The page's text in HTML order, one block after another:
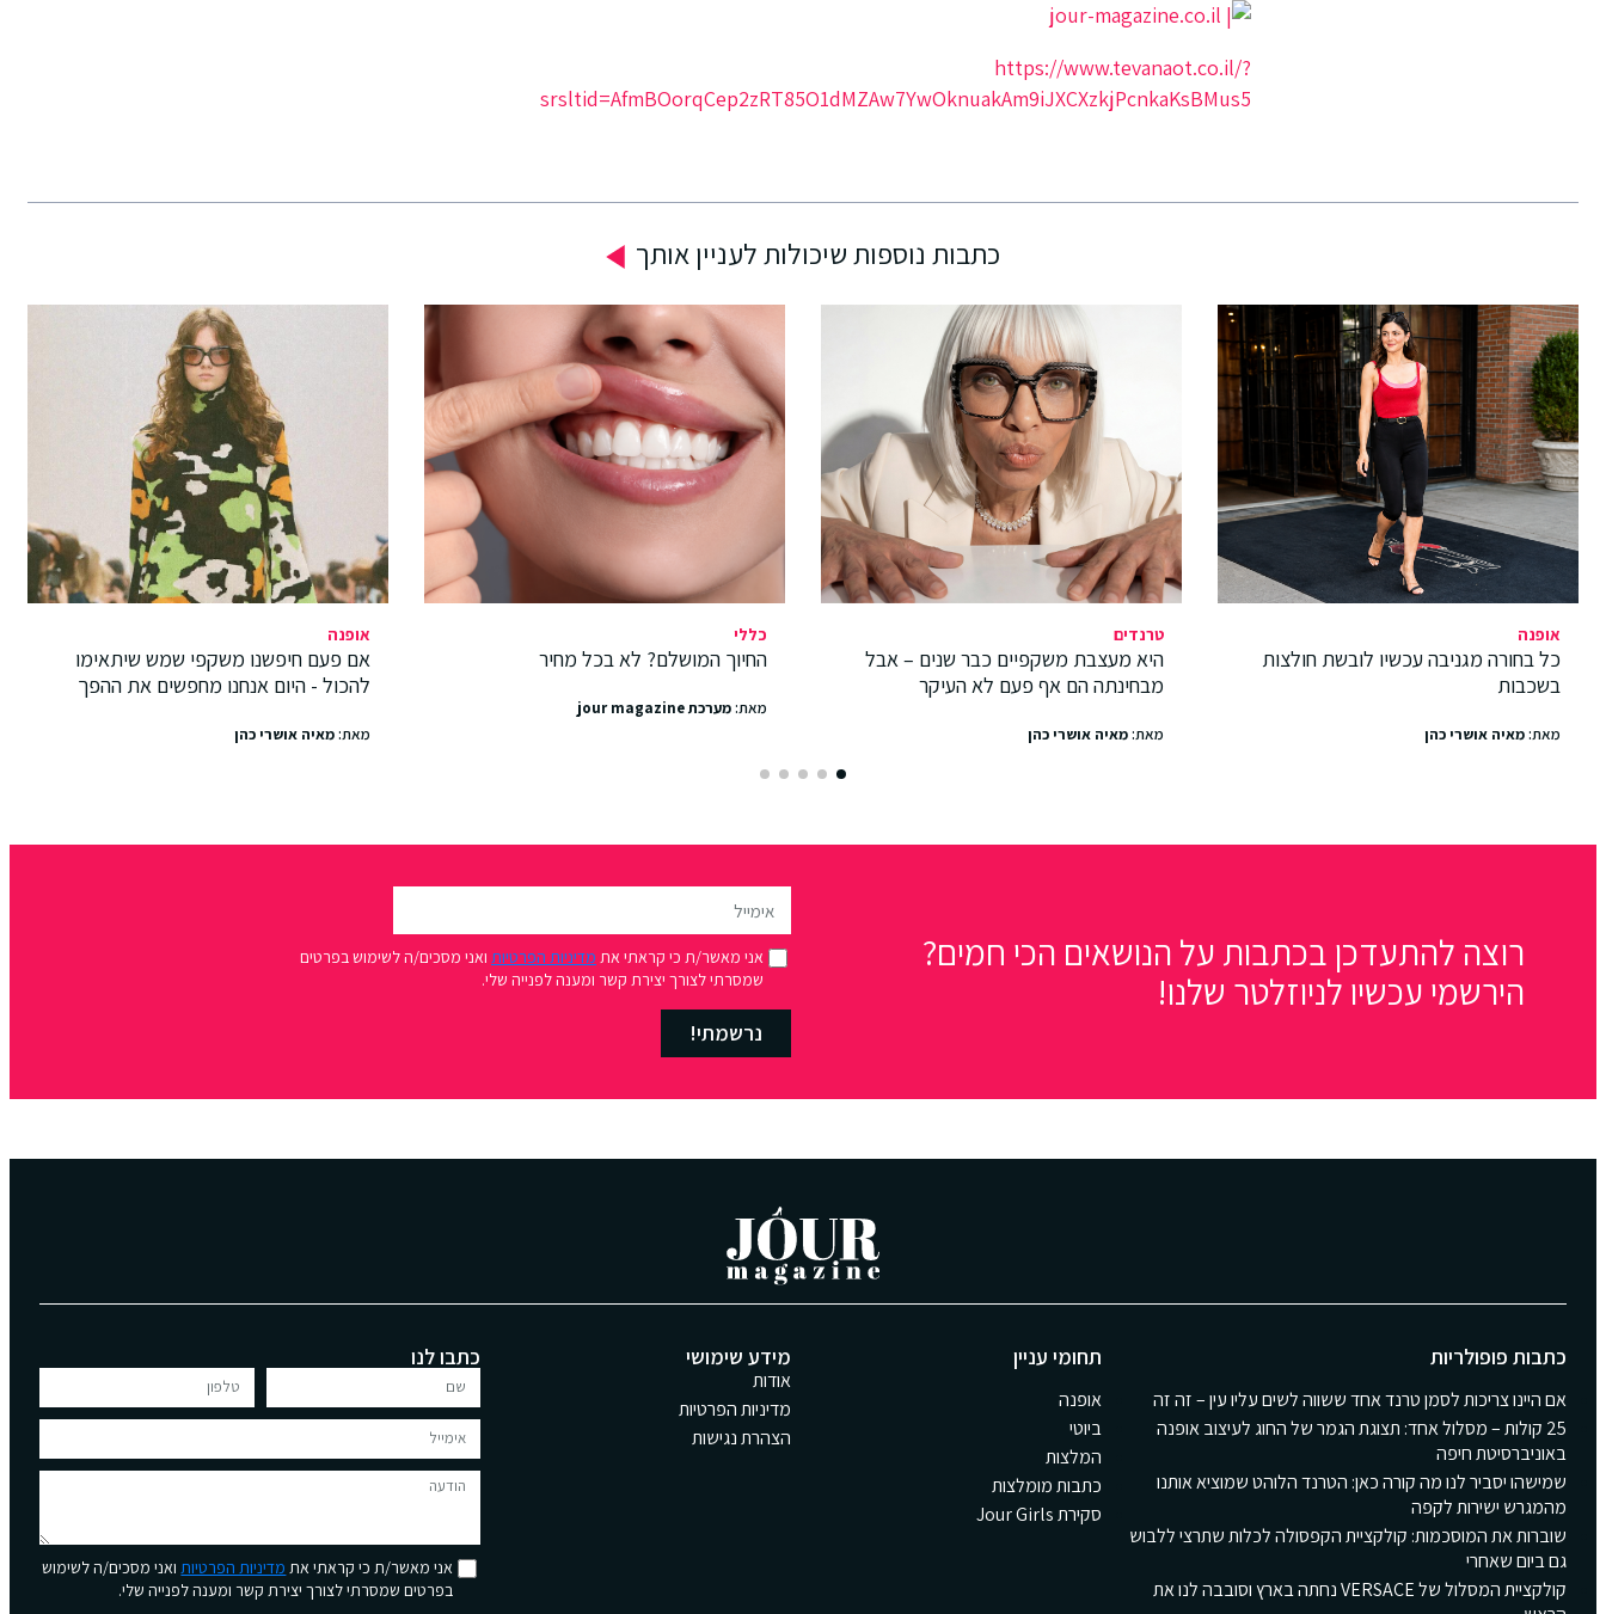
https://www.tevanaot.co.il/?
srsltid=AfmBOorqCep2zRT85O1dMZAw7YwOknuakAm9iJXCXzkjPcnkaKsBMus5
כתבות נוספות שיכולות לעניין אותך
אופנה
כל בחורה מגניבה עכשיו לובשת חולצות
בשכבות
מאת:מאיה אושרי כהן
טרנדים
היא מעצבת משקפיים כבר שנים – אבל
מבחינתה הם אף פעם לא העיקר
מאת:מאיה אושרי כהן
כללי
החיוך המושלם? לא בכל מחיר
מאת:מערכת jour magazine
אופנה
אם פעם חיפשנו משקפי שמש שיתאימו
להכול - היום אנחנו מחפשים את ההפך
מאת:מאיה אושרי כהן
רוצה להתעדכן בכתבות על הנושאים הכי חמים?
הירשמי עכשיו לניוזלטר שלנו!
אני מאשר/ת כי קראתי את מדיניות הפרטיות ואני מסכים/ה לשימוש בפרטים
שמסרתי לצורך יצירת קשר ומענה לפנייה שלי.
נרשמתי!
כתבות פופולריות
אם היינו צריכות לסמן טרנד אחד ששווה לשים עליו עין – זה זה
25 קולות – מסלול אחד: תצוגת הגמר של החוג לעיצוב אופנה
באוניברסיטת חיפה
שמישהו יסביר לנו מה קורה כאן: הטרנד הלוהט שמוציא אותנו
מהמגרש ישירות לקפה
שוברות את המוסכמות: קולקציית הקפסולה לכלות שתרצי ללבוש
גם ביום שאחרי
קולקציית המסלול של VERSACE נחתה בארץ וסובבה לנו את
תחומי עניין
אופנה
ביוטי
המלצות
כתבות מומלצות
סקירת Jour Girls
מידע שימושי
אודות
מדיניות הפרטיות
הצהרת נגישות
כתבו לנו
אני מאשר/ת כי קראתי את מדיניות הפרטיות ואני מסכים/ה לשימוש
בפרטים שמסרתי לצורך יצירת קשר ומענה לפנייה שלי.